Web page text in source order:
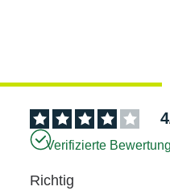
4
Verifizierte
Richtig